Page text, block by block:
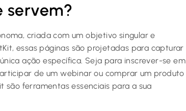
servem?
criada com um objetivo singular e
essas páginas são projetadas para capturar
ação específica. Seja para inscrever-se em
de um webinar ou comprar um produto
ferramentas essenciais para a sua